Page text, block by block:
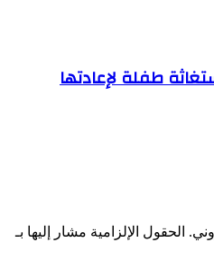
طفلة لإعادتها
الحقول الإلزامية مشار إليها بـ